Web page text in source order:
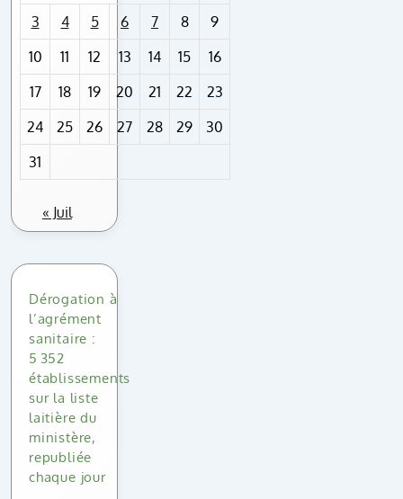
3
4 5 6 7 8
9
10
11 12 13 14 15
16
17
18 19 20 21 22
23
24
25 26 27 28 29
30
31
« Juil
Dérogation à
l’agrément
sanitaire :
5 352
établissements
sur la liste
laitière du
ministère,
republiée
chaque jour